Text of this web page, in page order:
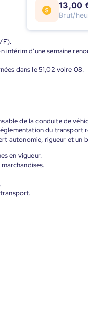
13,00
Brut/
F).
intérim d'une semaine
dans le 51,02 voire 08.
de la conduite de
du transport
autonomie, rigueur et un
en vigueur.